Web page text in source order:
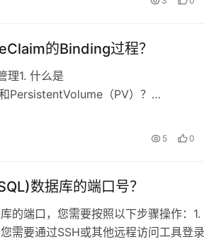
的Binding过程？
理1. 什么是
PersistentVolume（PV）？
）来动态制备……
5 0
数据库的端口号？
的端口，您需要按照以下步骤操作：1.
需要通过SSH或其他远程访问工具登